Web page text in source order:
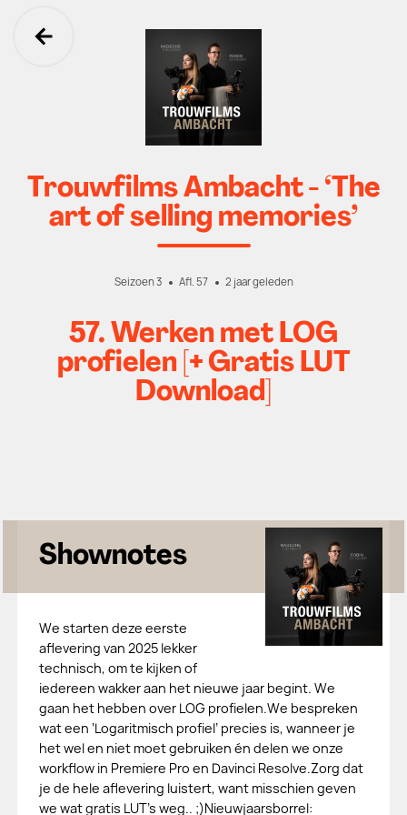
Ga terug
Trouwfilms Ambacht - ‘The
art of selling memories’
Seizoen 3 Afl. 57 2 jaar geleden
57. Werken met LOG
profielen [+ Gratis LUT
Download]
Shownotes
We starten deze eerste
aflevering van 2025 lekker
technisch, om te kijken of
iedereen wakker aan het nieuwe jaar begint. We
gaan het hebben over LOG profielen.We bespreken
wat een ‘Logaritmisch profiel’ precies is, wanneer je
het wel en niet moet gebruiken én delen we onze
workflow in Premiere Pro en Davinci Resolve.Zorg dat
je de hele aflevering luistert, want misschien geven
we wat gratis LUT’s weg.. ;)Nieuwjaarsborrel: